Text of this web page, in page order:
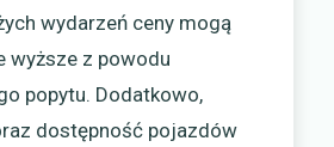
wydarzeń ceny mogą
wyższe z powodu
popytu. Dodatkowo,
dostępność pojazdów